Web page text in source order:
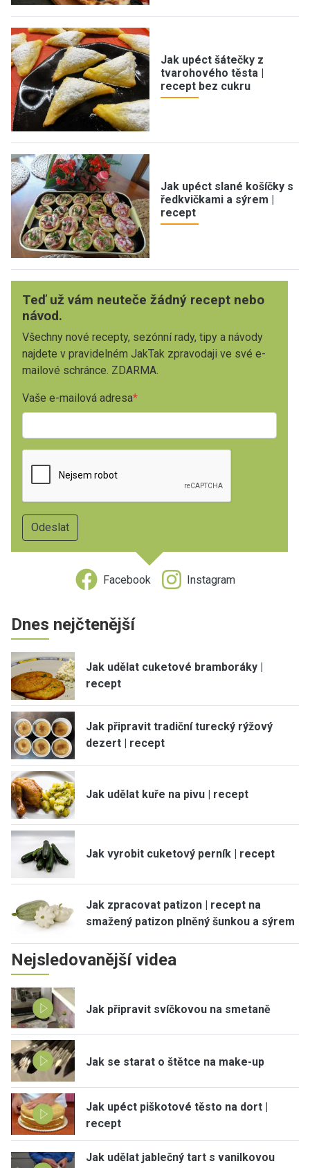
Jak upéct šátečky z
tvarohového těsta |
recept bez cukru
Jak upéct slané košíčky s
ředkvičkami a sýrem |
recept
Teď už vám neuteče žádný recept nebo
návod.
Všechny nové recepty, sezónní rady, tipy a návody
najdete v pravidelném JakTak zpravodaji ve své e-
mailové schránce. ZDARMA.
Vaše e-mailová adresa
Facebook Instagram
Dnes nejčtenější
Jak udělat cuketové bramboráky |
recept
Jak připravit tradiční turecký rýžový
dezert | recept
Jak udělat kuře na pivu | recept
Jak vyrobit cuketový perník | recept
Jak zpracovat patizon | recept na
smažený patizon plněný šunkou a sýrem
Nejsledovanější videa
Jak připravit svíčkovou na smetaně
Jak se starat o štětce na make-up
Jak upéct piškotové těsto na dort |
recept
Jak udělat jablečný tart s vanilkovou